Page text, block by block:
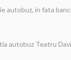
autobuz, in fata
autobuz Teatru